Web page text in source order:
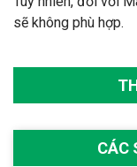
sẽ không phù hợp.
CÁC